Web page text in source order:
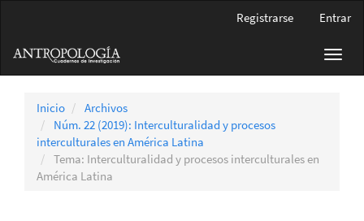
principal
Barra
Registrarse Entrar
Inicio
Archivos
Núm. 22 (2019): Interculturalidad y procesos
interculturales en América Latina
Tema: Interculturalidad y procesos interculturales en
América Latina